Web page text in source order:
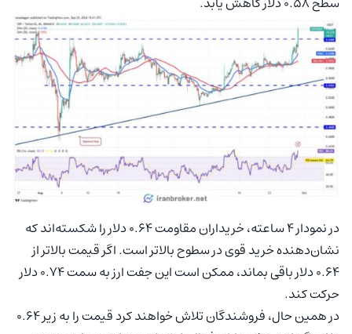
در نمودار 4 ساعته، خریداران مقاومت 0.64 دلار را شکسته‌اند که
نشان‌دهنده خرید قوی در سطوح بالاتر است. اگر قیمت بالاتر از
0.64 دلار باقی بماند، ممکن است این جفت ارز به سمت 0.74 دلار
حرکت کند.
در همین حال، فروشندگان تلاش خواهند کرد قیمت را به زیر 0.64